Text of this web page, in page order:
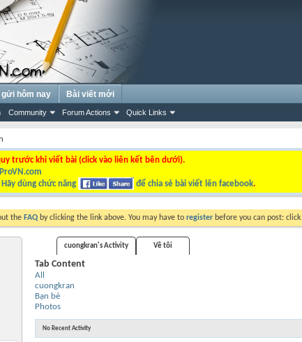
Community Forum Actions Quick Links
gửi hôm nay Bài viết mới
trước khi viết bài (click vào liên kết bên dưới).
dùng chức năng để chia sẻ bài viết lên facebook.
the FAQ by clicking the link above. You may have to register before you can post:
cuongkran's Activity Về tôi
Tab Content
All
cuongkran
Bạn bè
Photos
No Recent Activity